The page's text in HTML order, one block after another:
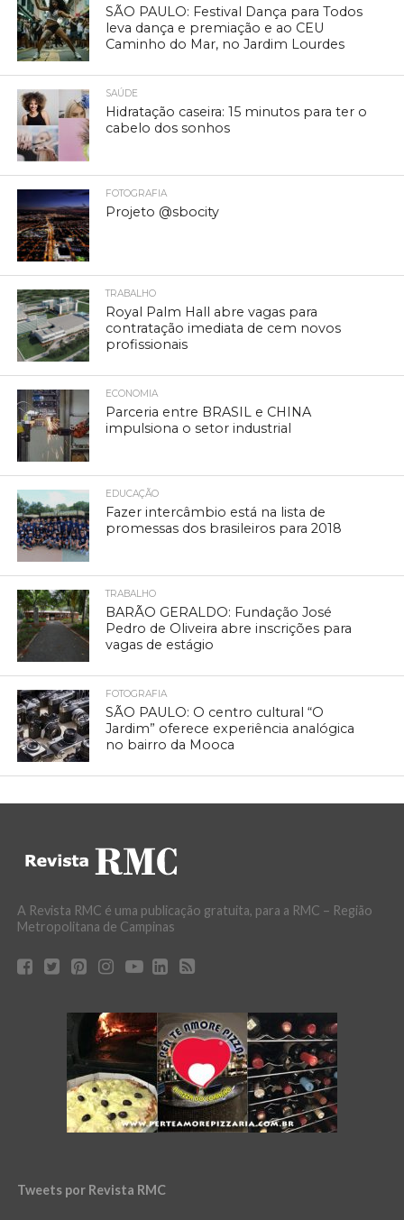
SÃO PAULO: Festival Dança para Todos
leva dança e premiação e ao CEU
Caminho do Mar, no Jardim Lourdes
SAÚDE
Hidratação caseira: 15 minutos para ter o
cabelo dos sonhos
FOTOGRAFIA
Projeto @sbocity
TRABALHO
Royal Palm Hall abre vagas para
contratação imediata de cem novos
profissionais
ECONOMIA
Parceria entre BRASIL e CHINA
impulsiona o setor industrial
EDUCAÇÃO
Fazer intercâmbio está na lista de
promessas dos brasileiros para 2018
TRABALHO
BARÃO GERALDO: Fundação José
Pedro de Oliveira abre inscrições para
vagas de estágio
FOTOGRAFIA
SÃO PAULO: O centro cultural “O
Jardim” oferece experiência analógica
no bairro da Mooca
A Revista RMC é uma publicação gratuita, para a RMC – Região
Metropolitana de Campinas
Tweets por Revista RMC